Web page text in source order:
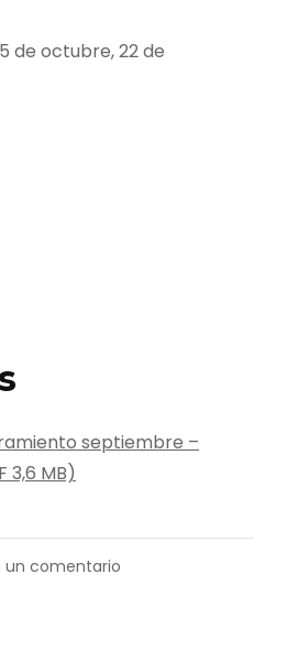
de octubre, 22 de
septiembre –
3,6 MB)
un comentario